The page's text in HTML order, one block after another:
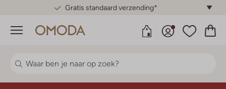
Gratis standaard verzending*
Menu